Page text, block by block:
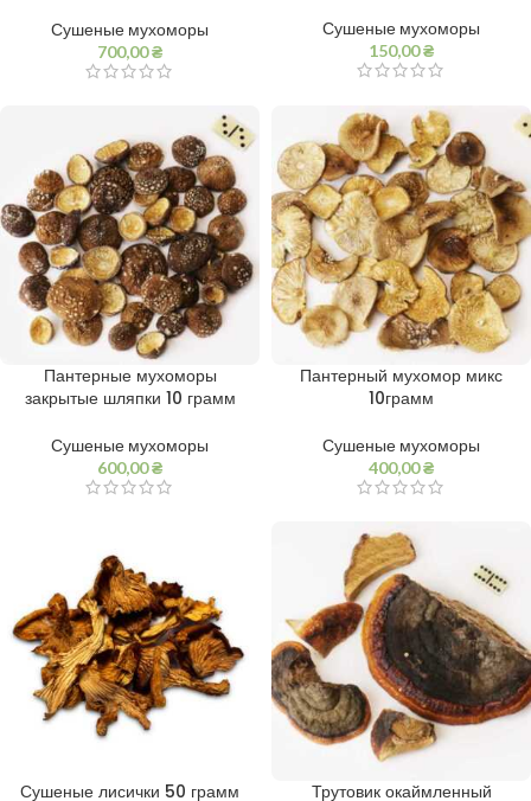
Сушеные мухоморы
700,00₴
Сушеные мухоморы
150,00₴
Пантерные мухоморы
закрытые шляпки 10 грамм
Сушеные мухоморы
600,00₴
Пантерный мухомор микс
10грамм
Сушеные мухоморы
400,00₴
Сушеные лисички 50 грамм Трутовик окаймленный